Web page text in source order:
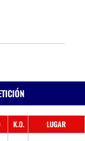
K.O. LUGAR